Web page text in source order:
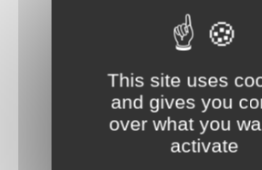
This site uses
and gives you
over what you
activate